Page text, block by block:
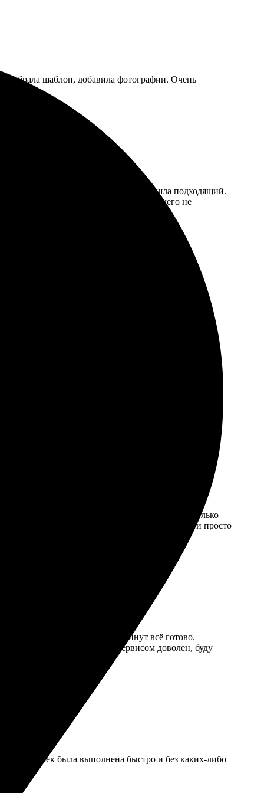
выбрала шаблон, добавила фотографии. Очень
шаблонов просто отличный, легко нашла подходящий.
детали четкие. Радует упаковка — ничего не
всегда на связи.
и хорошее качество.
Процесс оформления занял всего несколько
они пришли гораздо раньше. Качество печати просто
буду обращаться снова!
быстро, через пару минут всё готово.
ценами, очень доступно. Сервисом доволен, буду
открыточек была выполнена быстро и без каких-либо